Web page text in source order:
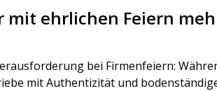
ehrlichen Feiern
bei Firmenfeiern:
mit Authentizität und